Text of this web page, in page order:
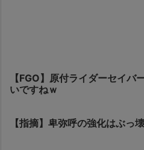
【FGO】原付ライダーセイ
いですねｗ
【指摘】卑弥呼の強化はぶっ